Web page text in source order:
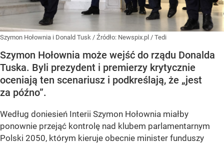
Szymon Hołownia i Donald Tusk / Źródło: Newspix.pl / Tedi
Szymon Hołownia może wejść do rządu Donalda
Tuska. Byli prezydent i premierzy krytycznie
oceniają ten scenariusz i podkreślają, że „jest
za późno”.
Według doniesień Interii Szymon Hołownia miałby
ponownie przejąć kontrolę nad klubem parlamentarnym
Polski 2050, którym kieruje obecnie minister funduszy